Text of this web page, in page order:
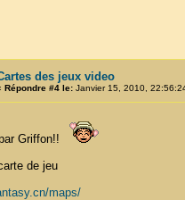
des jeux video
Répondre #4 le:Janvier 15, 2010,
Griffon!!
de jeu
maps/